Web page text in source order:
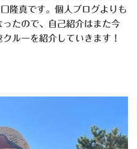
隆真です。個人ブログよりも
たので、自己紹介はまた今
ルーを紹介していきます！